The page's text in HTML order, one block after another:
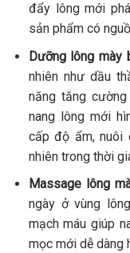
đẩy lông mới
sản phẩm có
Dưỡng lông mày
nhiên như dầu
năng tăng
nang lông mới
cấp độ ẩm, nuôi
nhiên trong thời
Massage lông
ngày ở vùng
mạch máu giúp
mọc mới dễ dàng